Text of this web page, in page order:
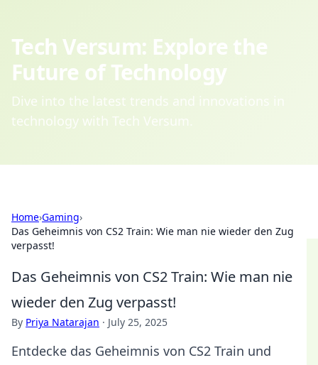
Tech Versum: Explore the
Future of Technology
Dive into the latest trends and innovations in
technology with Tech Versum.
Home›Gaming›
Das Geheimnis von CS2 Train: Wie man nie wieder den Zug
verpasst!
Das Geheimnis von CS2 Train: Wie man nie
wieder den Zug verpasst!
By Priya Natarajan · July 25, 2025
Entdecke das Geheimnis von CS2 Train und